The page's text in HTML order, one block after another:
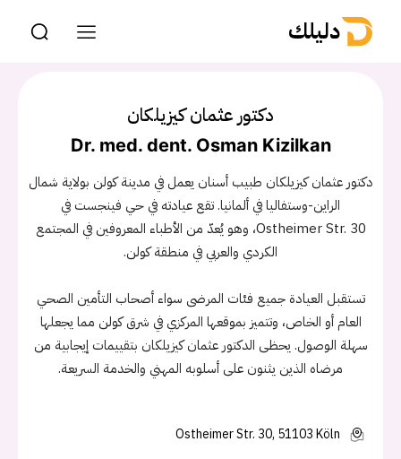
دليلك
دكتور عثمان كيزيلكان
Dr. med. dent. Osman Kizilkan
دكتور عثمان كيزيلكان طبيب أسنان يعمل في مدينة كولن بولاية شمال
الراين-وستفاليا في ألمانيا. تقع عيادته في حي فينجست في
Ostheimer Str. 30، وهو يُعدّ من الأطباء المعروفين في المجتمع
الكردي والعربي في منطقة كولن.
تستقبل العيادة جميع فئات المرضى سواء أصحاب التأمين الصحي
العام أو الخاص، وتتميز بموقعها المركزي في شرق كولن مما يجعلها
سهلة الوصول. يحظى الدكتور عثمان كيزيلكان بتقييمات إيجابية من
مرضاه الذين يثنون على أسلوبه المهني والخدمة السريعة.
Ostheimer Str. 30, 51103 Köln